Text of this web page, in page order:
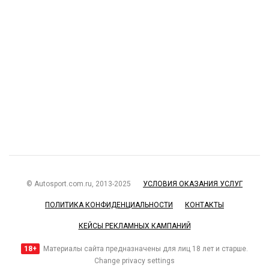
© Autosport.com.ru, 2013-2025 УСЛОВИЯ ОКАЗАНИЯ УСЛУГ
ПОЛИТИКА КОНФИДЕНЦИАЛЬНОСТИ КОНТАКТЫ
КЕЙСЫ РЕКЛАМНЫХ КАМПАНИЙ
18+
Материалы сайта предназначены для лиц 18 лет и старше.
Change privacy settings